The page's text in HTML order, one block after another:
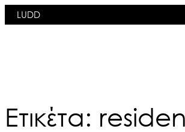
Μετάβαση
στο
LUDD
Ετικέτα: